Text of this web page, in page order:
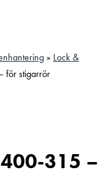
» Lock &
för stigarrör
315 –